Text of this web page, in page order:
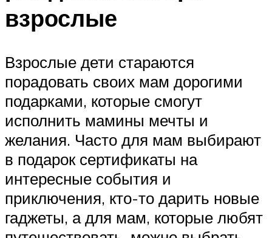
взрослые
Взрослые дети стараются
порадовать своих мам дорогими
подарками, которые смогут
исполнить мамины мечты и
желания. Часто для мам выбирают
в подарок сертификаты на
интересные события и
приключения, кто-то дарить новые
гаджеты, а для мам, которые любят